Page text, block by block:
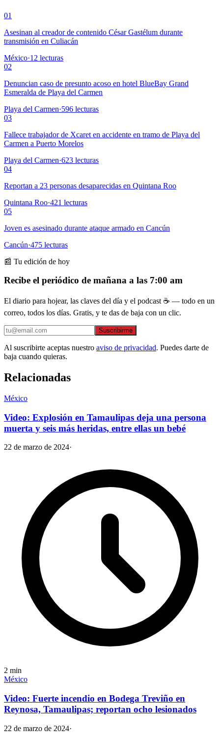
01
Asesinan al creador de contenido César Gastélum durante
transmisión en Culiacán
México·12 lecturas
02
Denuncian caso de presunto acoso en hotel BlueBay Grand
Esmeralda de Playa del Carmen
Playa del Carmen·596 lecturas
03
Fallece trabajador de Xcaret en accidente en tramo de Playa del
Carmen a Puerto Morelos
Playa del Carmen·623 lecturas
04
Reportan a 23 personas desaparecidas en Quintana Roo
Quintana Roo·421 lecturas
05
Joven es asesinado durante ataque armado en Cancún
Cancún·475 lecturas
📰 Tu edición de hoy
Recibe el periódico de mañana a las 7:00 am
El diario para hojear, las claves del día y el podcast ☕ — todo en un
correo, todos los días. Gratis, y te das de baja con un clic.
Suscribirme
Al suscribirte aceptas nuestro aviso de privacidad. Puedes darte de
baja cuando quieras.
Relacionadas
México
Video: Explosión en Tamaulipas deja una persona
muerta y seis más heridas, entre ellas un bebé
22 de marzo de 2024·
2 min
México
Video: Fuerte incendio en Bodega Treviño en
Reynosa, Tamaulipas; reportan ocho lesionados
22 de marzo de 2024·